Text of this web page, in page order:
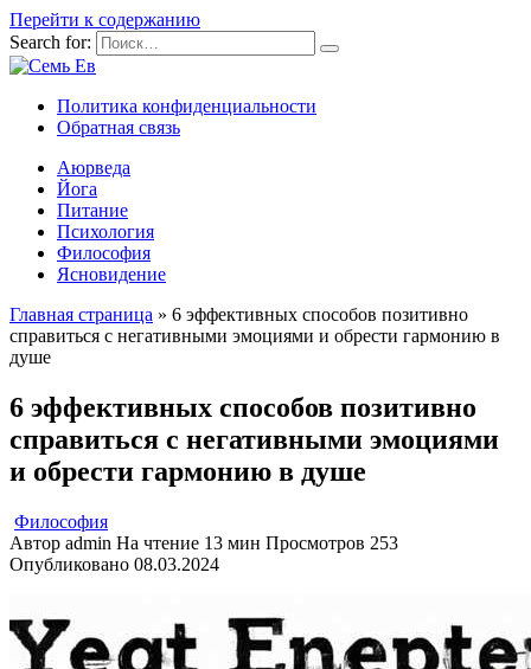
Перейти к содержанию
Search for:
Политика конфиденциальности
Обратная связь
Аюрведа
Йога
Питание
Психология
Философия
Ясновидение
Главная страница » 6 эффективных способов позитивно
справиться с негативными эмоциями и обрести гармонию в
душе
6 эффективных способов позитивно
справиться с негативными эмоциями
и обрести гармонию в душе
Философия
Автор admin На чтение 13 мин Просмотров 253
Опубликовано 08.03.2024